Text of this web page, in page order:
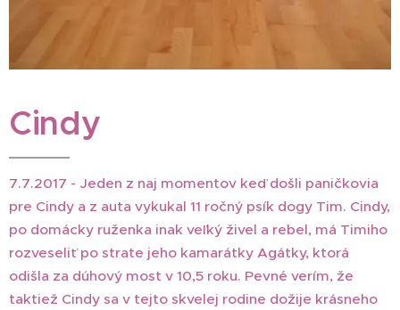
Cindy
7.7.2017 - Jeden z naj momentov keď došli paničkovia
pre Cindy a z auta vykukal 11 ročný psík dogy Tim. Cindy,
po domácky ruženka inak veľký živel a rebel, má Timiho
rozveseliť po strate jeho kamarátky Agátky, ktorá
odišla za dúhový most v 10,5 roku. Pevné verím, že
taktiež Cindy sa v tejto skvelej rodine dožije krásneho